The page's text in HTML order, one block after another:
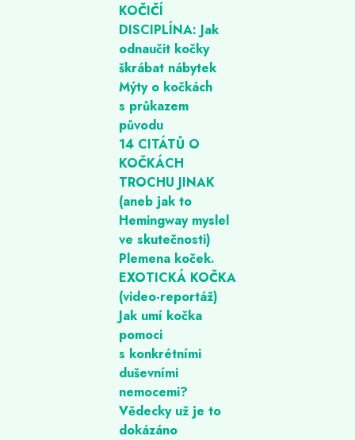
KOČIČÍ
DISCIPLÍNA: Jak
odnaučit kočky
škrábat nábytek
Mýty o kočkách
s průkazem
původu
14 CITÁTŮ O
KOČKÁCH
TROCHU JINAK
(aneb jak to
Hemingway myslel
ve skutečnosti)
Plemena koček.
EXOTICKÁ KOČKA
(video-reportáž)
Jak umí kočka
pomoci
s konkrétními
duševními
nemocemi?
Vědecky už je to
dokázáno